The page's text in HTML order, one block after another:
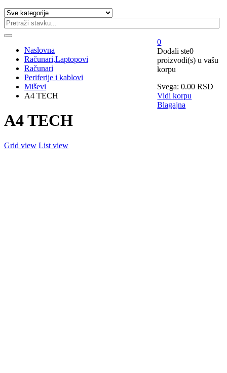
0
Dodali ste0
proizvodi(s) u vašu
korpu
Svega: 0.00RSD
Vidi korpu
Blagajna
Naslovna
Računari,Laptopovi
Računari
Periferije i kablovi
Miševi
A4 TECH
A4 TECH
Grid view List view